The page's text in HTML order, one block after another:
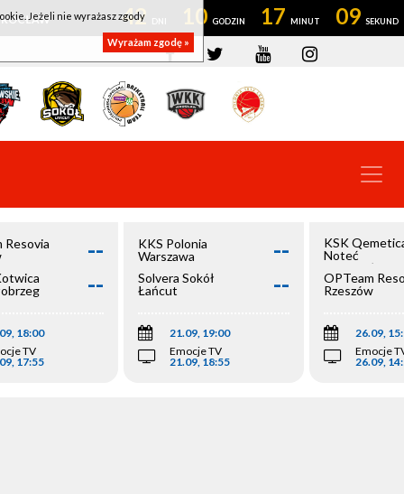
42 10 17 09
Resovia
--
--
18:00
TV
17:55
KKS Polonia
Warszawa
--
Solvera Sokół
Łańcut
--
21.09, 19:00
Emocje TV
21.09, 18:55
KSK
Noteć
Inowrocław
OPTeam
Rzeszów
26.09,
Emocje
26.09,
Jeżeli nie wyrażasz zgody
Wyrażam zgodę »